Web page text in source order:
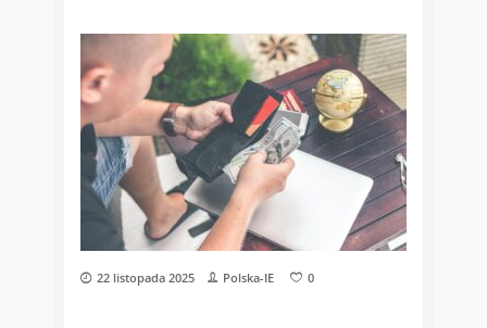
22 listopada 2025 Polska-IE 0